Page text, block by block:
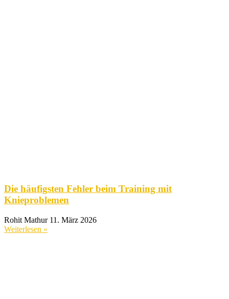
Die häufigsten Fehler beim Training mit
Knieproblemen
Rohit Mathur 11. März 2026
Weiterlesen »